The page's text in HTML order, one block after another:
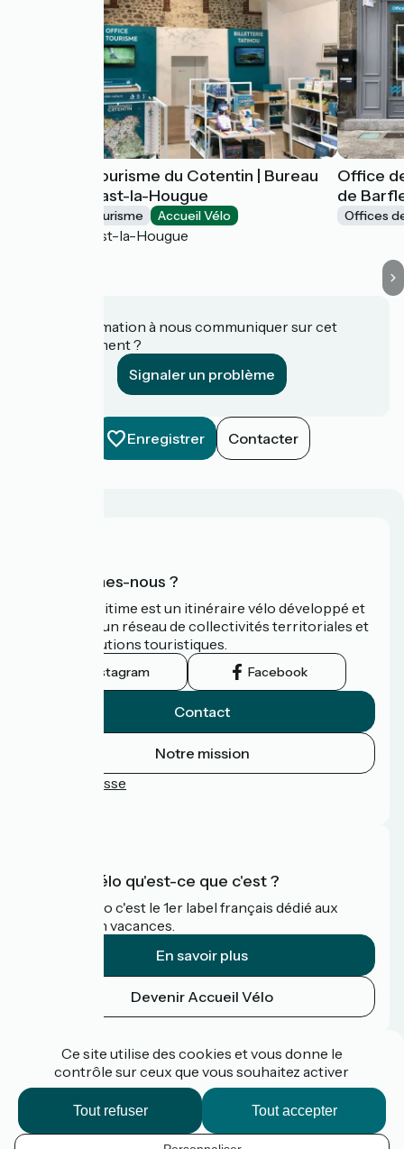
Office de Tourisme du Cotentin | Bureau
de Saint-Vaast-la-Hougue
Offices de Tourisme Accueil Vélo
Saint-Vaast-la-Hougue
Office
de
Offices
Une information à nous communiquer sur cet
établissement ?
Signaler un problème
Enregistrer Contacter
Qui sommes-nous ?
La Vélomaritime est un itinéraire vélo développé et
promu par un réseau de collectivités territoriales et
leurs institutions touristiques.
Instagram Facebook
Contact
Notre mission
Espace Presse
Accueil Vélo qu'est-ce que c'est ?
Accueil Vélo c'est le 1er label français dédié aux
cyclistes en vacances.
En savoir plus
Devenir Accueil Vélo
Espace pro / presse
FAQ
Ce site utilise des cookies et vous donne le
contrôle sur ceux que vous souhaitez activer
Tout accepter
Tout refuser